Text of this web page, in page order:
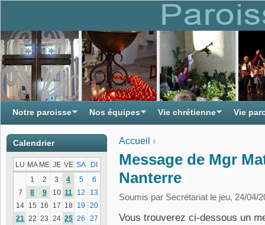
Vous êtes ici
Accueil ›
Message de Mgr
Nanterre
Soumis par Secrétariat le jeu, 24/04/
Vous trouverez ci-dessous un
Notre paroisse Nos équipes Vie chrétienne Vie
Calendrier
LU MA ME JE VE SA
DI
1
2 3 4 5
6
7
8 9 10 11 12
13
14 15 16 17 18 19 20
21 22 23 24 25 26
27